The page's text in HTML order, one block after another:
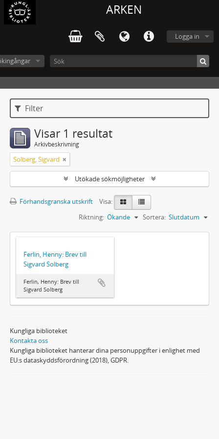
ARKEN
Logga in
Filter
Visar 1 resultat
Arkivbeskrivning
Solberg, Sigvard
Utökade sökmöjligheter
Förhandsgranska utskrift
Visa:
Sortera: Slutdatum
Riktning: Ökande
Ferlin, Henny: Brev till
Sigvard Solberg
Ferlin, Henny: Brev till
Sigvard Solberg
Kungliga biblioteket
Kontakta oss
Kungliga biblioteket hanterar dina personuppgifter i enlighet med
EU:s dataskyddsförordning (2018), GDPR.